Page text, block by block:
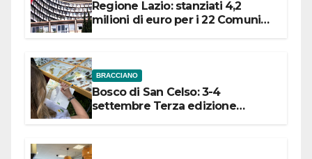
Regione Lazio: stanziati 4,2
milioni di euro per i 22 Comuni
BRACCIANO
Bosco di San Celso: 3-4
settembre Terza edizione